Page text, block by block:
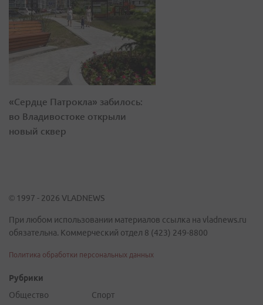
«Сердце Патрокла» забилось:
во Владивостоке открыли
новый сквер
© 1997 - 2026 VLADNEWS
При любом использовании материалов ссылка на vladnews.ru
обязательна. Коммерческий отдел 8 (423) 249-8800
Политика обработки персональных данных
Рубрики
Общество
Спорт